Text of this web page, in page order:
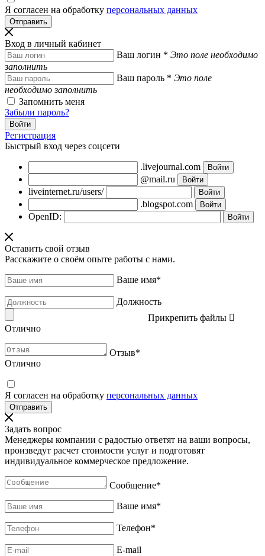
Я согласен на обработку персональных данных
Вход в личный кабинет
Ваш логин * Это поле необходимо
заполнить
Ваш пароль * Это поле
необходимо заполнить
Запомнить меня
Забыли пароль?
Регистрация
Быстрый вход через соцсети
.livejournal.com
@mail.ru
liveinternet.ru/users/
.blogspot.com
OpenID:
Оставить свой отзыв
Расскажите о своём опыте работы с нами.
Ваше имя*
Должность
Прикрепить файлы
Отлично
Отзыв*
Отлично
Я согласен на обработку персональных данных
Задать вопрос
Менеджеры компании с радостью ответят на ваши вопросы,
произведут расчет стоимости услуг и подготовят
индивидуальное коммерческое предложение.
Сообщение*
Ваше имя*
Телефон*
E-mail